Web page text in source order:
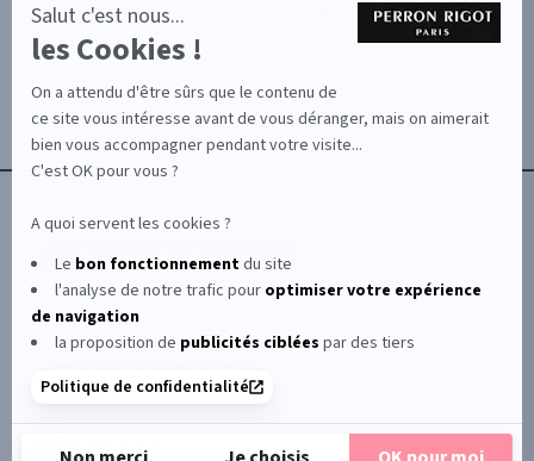
En
savoir
plus
sur
Axeptio
Salut c'est nous...
les Cookies !
On a attendu d'être sûrs que le contenu de
ce site vous intéresse avant de vous déranger, mais on aimerait
bien vous accompagner pendant votre visite...
C'est OK pour vous ?
A quoi servent les cookies ?
Le bon fonctionnementdu site
l'analyse de notre trafic pour optimiservotre expérience
de navigation
la proposition de publicités ciblées par des tiers
Politique de confidentialité
BOUTIQUE PARTICULIERS
AIDE / FAQ
CONTACT
CGU/CGV
© Le Club Perron Rigot 2026
matériels esthétiques à destination des instituts et spas.